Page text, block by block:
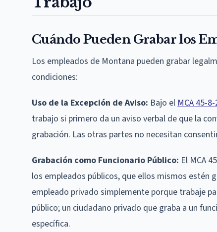
Cuándo Pueden Grabar los
Los empleados de Montana pueden grabar
condiciones:
Uso de la Excepción de Aviso: Bajo el MCA 45-
trabajo si primero da un aviso verbal de que la
grabación. Las otras partes no necesitan
Grabación como Funcionario Público: El MCA
los empleados públicos, que ellos mismos estén
empleado privado simplemente porque trabaje
público; un ciudadano privado que graba a un
específica.